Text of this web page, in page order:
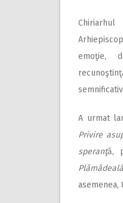
emoţie,
A urmat
Privire
speranţă,